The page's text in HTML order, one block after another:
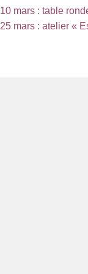
10 mars : table
25 mars : atelier «